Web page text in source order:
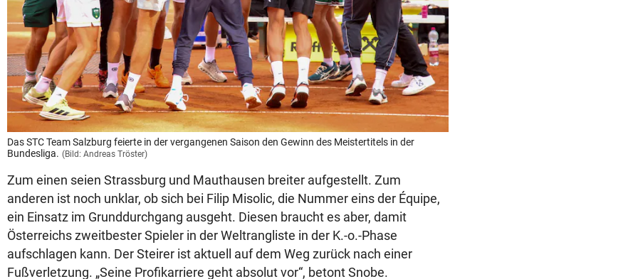
Das STC Team Salzburg feierte in der vergangenen Saison den Gewinn des Meistertitels in der
Bundesliga. (Bild: Andreas Tröster)
Zum einen seien Strassburg und Mauthausen breiter aufgestellt. Zum
anderen ist noch unklar, ob sich bei Filip Misolic, die Nummer eins der Équipe,
ein Einsatz im Grunddurchgang ausgeht. Diesen braucht es aber, damit
Österreichs zweitbester Spieler in der Weltrangliste in der K.-o.-Phase
aufschlagen kann. Der Steirer ist aktuell auf dem Weg zurück nach einer
Fußverletzung. „Seine Profikarriere geht absolut vor“, betont Snobe.